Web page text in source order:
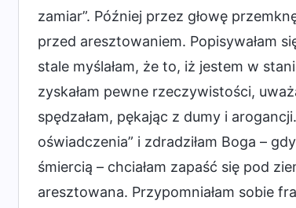
zamiar”. Później przez głowę
przed aresztowaniem. Popisywałam
stale myślałam, że to, iż jestem w
zyskałam pewne rzeczywistości,
spędzałam, pękając z dumy i
oświadczenia” i zdradziłam Boga –
śmiercią – chciałam zapaść się pod
aresztowana. Przypomniałam sobie